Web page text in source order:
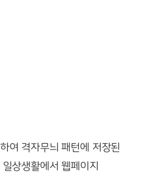
여 격자무늬 패턴에 저장된
상생활에서 웹페이지